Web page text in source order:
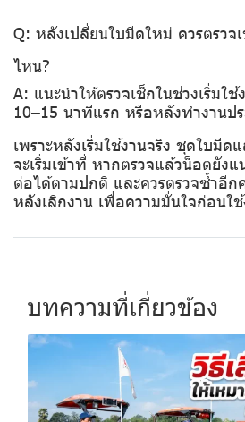
Q: หลังเปลี่ยนใบมีดใหม่ ควรตรว
ไหน?
A: แนะนำให้ตรวจเช็กในช่วงเริ่มใช้
10–15 นาทีแรก หรือหลังทำงานป
เพราะหลังเริ่มใช้งานจริง ชุดใบมีด
จะเริ่มเข้าที่ หากตรวจแล้วน็อตยัง
ต่อได้ตามปกติ และควรตรวจซ้ำอีก
หลังเลิกงาน เพื่อความมั่นใจก่อนใ
บทความที่เกี่ยวข้อง